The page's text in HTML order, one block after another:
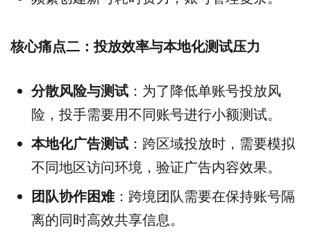
核心痛点二：投放效率与本地化测试压力
分散风险与测试 ：为了降低单账号投放风
险，投手需要用不同账号进行小额测试。
本地化广告测试 ：跨区域投放时，需要模拟
不同地区访问环境，验证广告内容效果。
团队协作困难：跨境团队需要在保持账号隔
离的同时高效共享信息。